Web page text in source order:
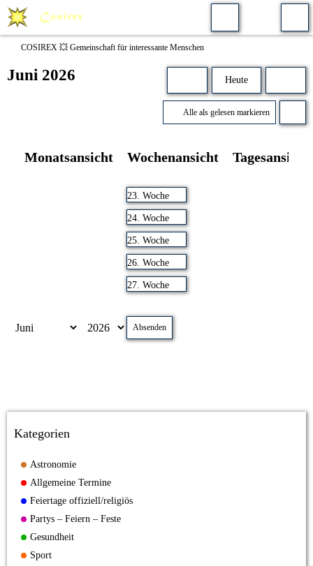
COSIREX 💥 Gemeinschaft für interessante Menschen
Juni 2026 Heute
Alle als gelesen markieren
Monatsansicht Wochenansicht Tagesansicht
23. Woche
24. Woche
25. Woche
26. Woche
27. Woche
Absenden
Kategorien
Astronomie
Allgemeine Termine
Feiertage offiziell/religiös
Partys – Feiern – Feste
Gesundheit
Sport